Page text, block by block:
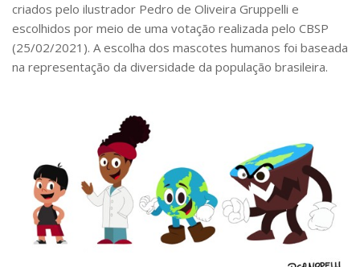
Membros do CBSP
Histórico
Mascotes
Lives
Podcasts
Podcasts CBSP
criados pelo ilustrador Pedro de Oliveira Gruppelli e
escolhidos por meio de uma votação realizada pelo CBSP
(25/02/2021). A escolha dos mascotes humanos foi baseada
na representação da diversidade da população brasileira.